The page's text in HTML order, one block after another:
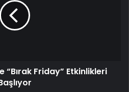
“Bırak Friday” Etkinlikleri